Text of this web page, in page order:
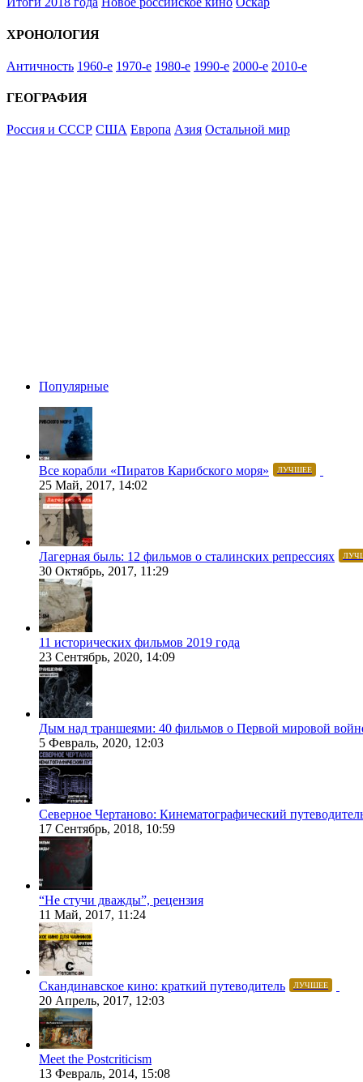
ХРОНОЛОГИЯ
Античность 1960-е 1970-е 1980-е 1990-е 2000-е 2010-е
ГЕОГРАФИЯ
Россия и СССР США Европа Азия Остальной мир
Популярные
Все корабли «Пиратов Карибского моря» ЛУЧШЕЕ
25 Май, 2017, 14:02
Лагерная быль: 12 фильмов о сталинских репрессиях
30 Октябрь, 2017, 11:29
11 исторических фильмов 2019 года
23 Сентябрь, 2020, 14:09
Дым над траншеями: 40 фильмов о Первой мировой
5 Февраль, 2020, 12:03
Северное Чертаново: Кинематографический
17 Сентябрь, 2018, 10:59
“Не стучи дважды”, рецензия
11 Май, 2017, 11:24
Скандинавское кино: краткий путеводитель ЛУЧШЕЕ
20 Апрель, 2017, 12:03
Meet the Postcriticism
13 Февраль, 2014, 15:08